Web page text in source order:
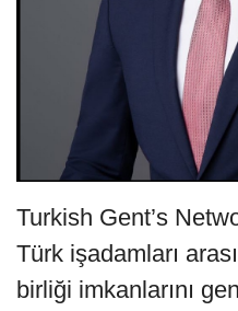
Turkish Gent’s
Türk işadamları
birliği imkanlarını